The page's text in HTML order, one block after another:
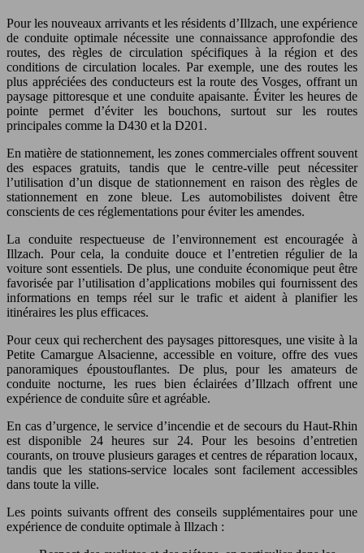
Pour les nouveaux arrivants et les résidents d’Illzach, une expérience
de conduite optimale nécessite une connaissance approfondie des
routes, des règles de circulation spécifiques à la région et des
conditions de circulation locales. Par exemple, une des routes les
plus appréciées des conducteurs est la route des Vosges, offrant un
paysage pittoresque et une conduite apaisante. Éviter les heures de
pointe permet d’éviter les bouchons, surtout sur les routes
principales comme la D430 et la D201.
En matière de stationnement, les zones commerciales offrent souvent
des espaces gratuits, tandis que le centre-ville peut nécessiter
l’utilisation d’un disque de stationnement en raison des règles de
stationnement en zone bleue. Les automobilistes doivent être
conscients de ces réglementations pour éviter les amendes.
La conduite respectueuse de l’environnement est encouragée à
Illzach. Pour cela, la conduite douce et l’entretien régulier de la
voiture sont essentiels. De plus, une conduite économique peut être
favorisée par l’utilisation d’applications mobiles qui fournissent des
informations en temps réel sur le trafic et aident à planifier les
itinéraires les plus efficaces.
Pour ceux qui recherchent des paysages pittoresques, une visite à la
Petite Camargue Alsacienne, accessible en voiture, offre des vues
panoramiques époustouflantes. De plus, pour les amateurs de
conduite nocturne, les rues bien éclairées d’Illzach offrent une
expérience de conduite sûre et agréable.
En cas d’urgence, le service d’incendie et de secours du Haut-Rhin
est disponible 24 heures sur 24. Pour les besoins d’entretien
courants, on trouve plusieurs garages et centres de réparation locaux,
tandis que les stations-service locales sont facilement accessibles
dans toute la ville.
Les points suivants offrent des conseils supplémentaires pour une
expérience de conduite optimale à Illzach :